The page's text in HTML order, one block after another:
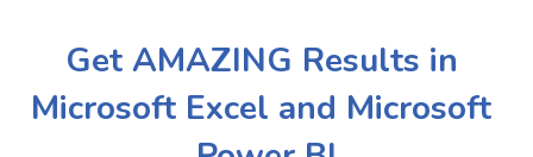
Get AMAZING Results in
Microsoft Excel and Microsoft